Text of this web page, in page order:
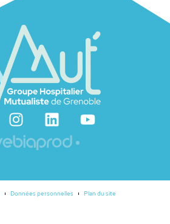
Données personnelles Plan du site